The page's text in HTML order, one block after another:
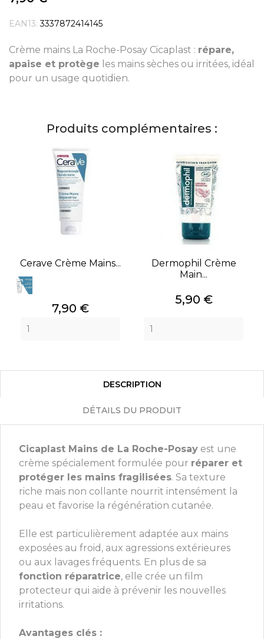
EAN13: 3337872414145
Crème mains La Roche-Posay Cicaplast : répare,
apaise et protège les mains sèches ou irritées, idéal
pour un usage quotidien.
Produits complémentaires :
Cerave Crème Mains...
Prix
7,90 €
Dermophil Crème
Main...
Prix
5,90 €
DESCRIPTION
DÉTAILS DU PRODUIT
Cicaplast Mains de La Roche-Posay est une
crème spécialement formulée pour réparer et
protéger les mains fragilisées. Sa texture
riche mais non collante nourrit intensément la
peau et favorise la régénération cutanée.
Elle est particulièrement adaptée aux mains
exposées au froid, aux agressions extérieures
ou aux lavages fréquents. En plus de sa
fonction réparatrice, elle crée un film
protecteur qui aide à prévenir les nouvelles
irritations.
Avantages clés :